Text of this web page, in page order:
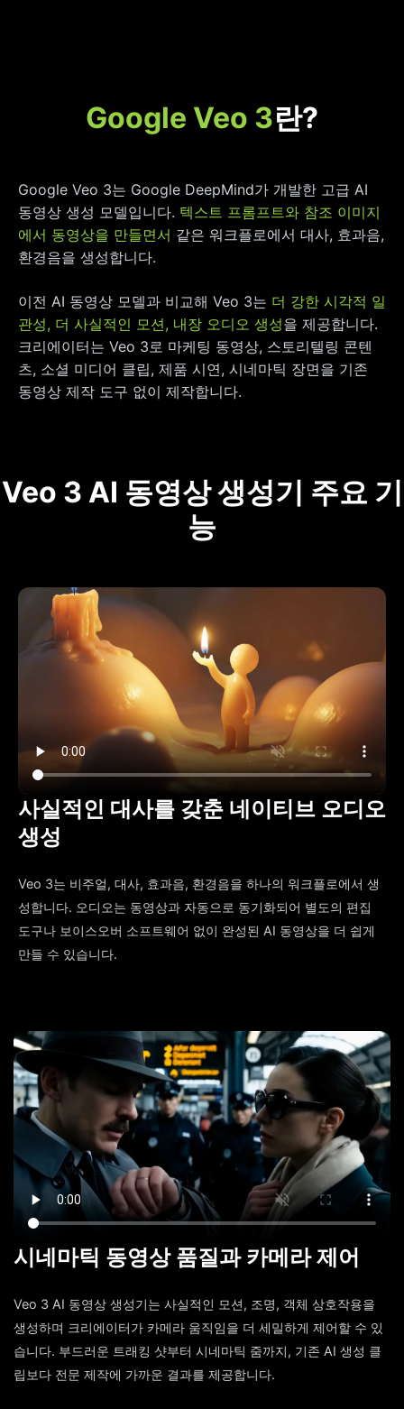
Google Veo 3란?
Google Veo 3는 Google DeepMind가 개발한 고급 AI
동영상 생성 모델입니다. 텍스트 프롬프트와 참조 이미지
에서 동영상을 만들면서 같은 워크플로에서 대사, 효과음,
환경음을 생성합니다.
이전 AI 동영상 모델과 비교해 Veo 3는 더 강한 시각적 일
관성, 더 사실적인 모션, 내장 오디오 생성을 제공합니다.
크리에이터는 Veo 3로 마케팅 동영상, 스토리텔링 콘텐
츠, 소셜 미디어 클립, 제품 시연, 시네마틱 장면을 기존
동영상 제작 도구 없이 제작합니다.
Veo 3 AI 동영상 생성기 주요 기
능
사실적인 대사를 갖춘 네이티브 오디오
생성
Veo 3는 비주얼, 대사, 효과음, 환경음을 하나의 워크플로에서 생
성합니다. 오디오는 동영상과 자동으로 동기화되어 별도의 편집
도구나 보이스오버 소프트웨어 없이 완성된 AI 동영상을 더 쉽게
만들 수 있습니다.
시네마틱 동영상 품질과 카메라 제어
Veo 3 AI 동영상 생성기는 사실적인 모션, 조명, 객체 상호작용을
생성하며 크리에이터가 카메라 움직임을 더 세밀하게 제어할 수 있
습니다. 부드러운 트래킹 샷부터 시네마틱 줌까지, 기존 AI 생성 클
립보다 전문 제작에 가까운 결과를 제공합니다.